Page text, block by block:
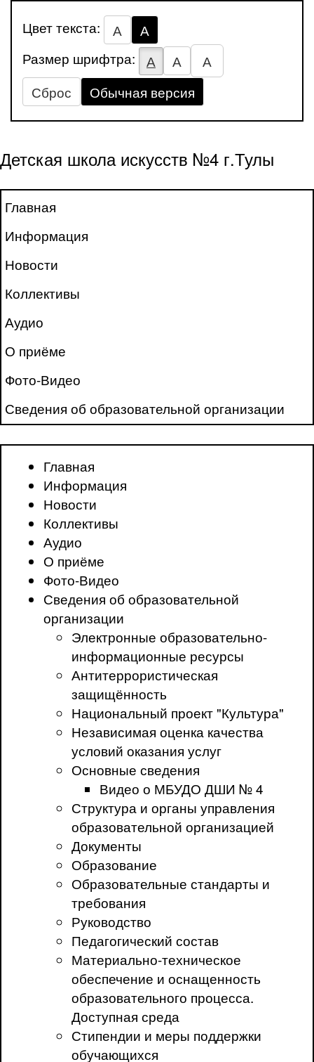
Цвет текста: А
А
Размер шрифтра:
А А
А
Сброс
Обычная версия
Детская школа искусств №4 г.Тулы
Главная
Информация
Новости
Коллективы
Аудио
О приёме
Фото-Видео
Сведения об образовательной организации
Главная
Информация
Новости
Коллективы
Аудио
О приёме
Фото-Видео
Сведения об образовательной
организации
Электронные образовательно-
информационные ресурсы
Антитеррористическая
защищённость
Национальный проект "Культура"
Независимая оценка качества
условий оказания услуг
Основные сведения
Видео о МБУДО ДШИ № 4
Структура и органы управления
образовательной организацией
Документы
Образование
Образовательные стандарты и
требования
Руководство
Педагогический состав
Материально-техническое
обеспечение и оснащенность
образовательного процесса.
Доступная среда
Стипендии и меры поддержки
обучающихся